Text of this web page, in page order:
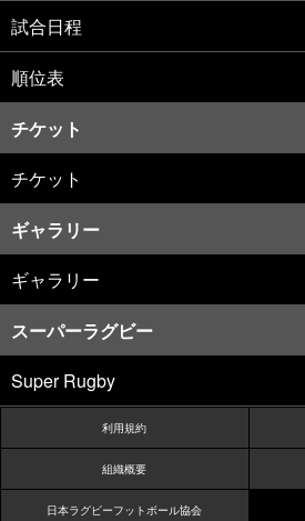
試合日程
順位表
チケット
チケット
ギャラリー
ギャラリー
スーパーラグビー
Super Rugby
利用規約
組織概要
日本ラグビーフットボール協会